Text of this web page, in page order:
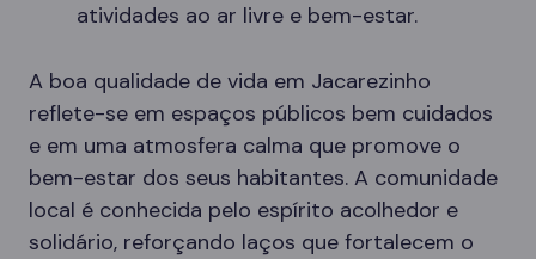
atividades ao ar livre e bem-estar.
A boa qualidade de vida em Jacarezinho
reflete-se em espaços públicos bem cuidados
e em uma atmosfera calma que promove o
bem-estar dos seus habitantes. A comunidade
local é conhecida pelo espírito acolhedor e
solidário, reforçando laços que fortalecem o